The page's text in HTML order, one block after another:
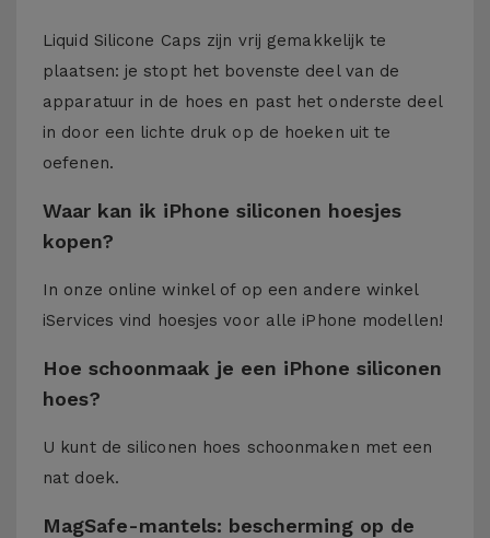
Liquid Silicone Caps zijn vrij gemakkelijk te
plaatsen: je stopt het bovenste deel van de
apparatuur in de hoes en past het onderste deel
in door een lichte druk op de hoeken uit te
oefenen.
Waar kan ik iPhone siliconen hoesjes
kopen?
In onze online winkel of op een andere winkel
iServices vind hoesjes voor alle iPhone modellen!
Hoe schoonmaak je een iPhone siliconen
hoes?
U kunt de siliconen hoes schoonmaken met een
nat doek.
MagSafe-mantels: bescherming op de